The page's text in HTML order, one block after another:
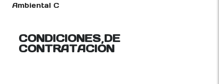
Ambiental C
CONDICIONES DE
CONTRATACIÓN